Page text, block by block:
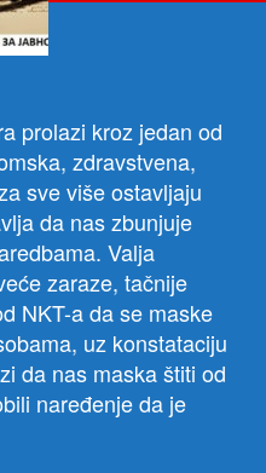
prolazi kroz jedan od
zdravstvena,
sve više ostavljaju
da nas zbunjuje
Valja
zaraze, tačnije
NKT-a da se maske
uz konstataciju
da nas maska štiti od
naređenje da je